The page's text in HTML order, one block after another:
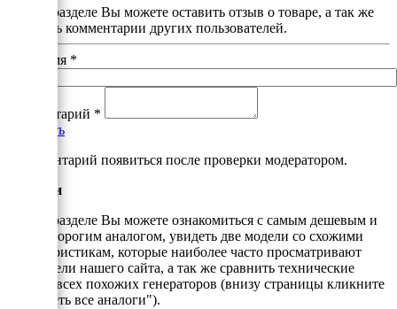
В этом разделе Вы можете оставить отзыв о товаре, а так же
почитать комментарии других пользователей.
Ваше имя *
Комментарий *
Добавить
*Комментарий появиться после проверки модератором.
Аналоги
В этом разделе Вы можете ознакомиться с самым дешевым и
самым дорогим аналогом, увидеть две модели со схожими
характеристикам, которые наиболее часто просматривают
посетители нашего сайта, а так же сравнить технические
данные всех похожих генераторов (внизу страницы кликните
"Смотреть все аналоги").